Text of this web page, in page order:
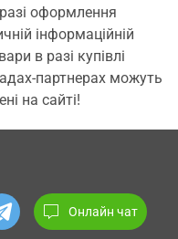
оформлення
інформаційній
в разі купівлі
партнерах можуть
на сайті!
Онлайн чат